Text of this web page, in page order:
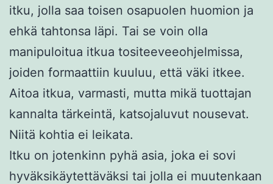
itku, jolla saa toisen osapuolen huomion ja
ehkä tahtonsa läpi. Tai se voin olla
manipuloitua itkua tositeeveeohjelmissa,
joiden formaattiin kuuluu, että väki itkee.
Aitoa itkua, varmasti, mutta mikä tuottajan
kannalta tärkeintä, katsojaluvut nousevat.
Niitä kohtia ei leikata.
Itku on jotenkinn pyhä asia, joka ei sovi
hyväksikäytettäväksi tai jolla ei muutenkaan